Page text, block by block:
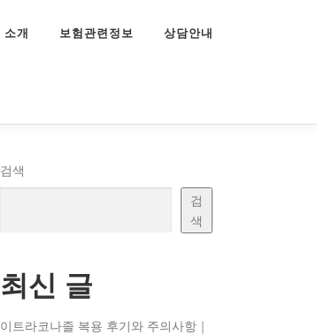
소개 보험관련정보 상담안내
검색
검
색
최신 글
이트라코나졸 복용 후기와 주의사항｜